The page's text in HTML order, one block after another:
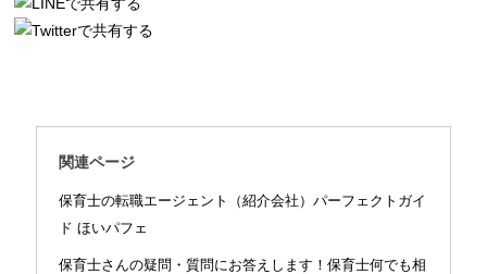
関連ページ
保育士の転職エージェント（紹介会社）パーフェクトガイ
ド ほいパフェ
保育士さんの疑問・質問にお答えします！保育士何でも相